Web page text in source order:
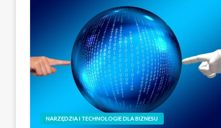
NARZĘDZIA I TECHNOLOGIE DLA BIZNESU